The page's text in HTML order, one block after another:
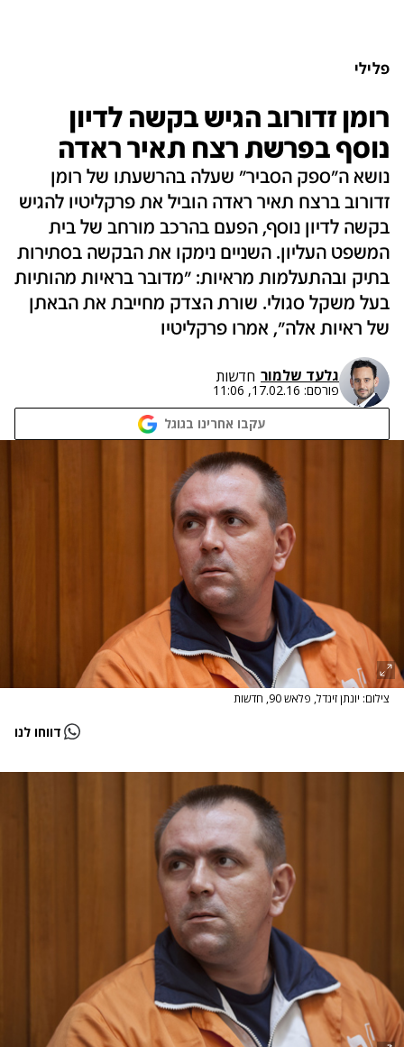
פלילי
רומן זדורוב הגיש בקשה לדיון
נוסף בפרשת רצח תאיר ראדה
נושא ה"ספק הסביר" שעלה בהרשעתו של רומן
זדורוב ברצח תאיר ראדה הוביל את פרקליטיו להגיש
בקשה לדיון נוסף, הפעם בהרכב מורחב של בית
המשפט העליון. השניים נימקו את הבקשה בסתירות
בתיק ובהתעלמות מראיות: "מדובר בראיות מהותיות
בעל משקל סגולי. שורת הצדק מחייבת את הבאתן
של ראיות אלה", אמרו פרקליטיו
גלעד שלמור חדשות
פורסם: 17.02.16, 11:06
עקבו אחרינו בגוגל
צילום: יונתן זינדל, פלאש 90, חדשות
דווחו לנו